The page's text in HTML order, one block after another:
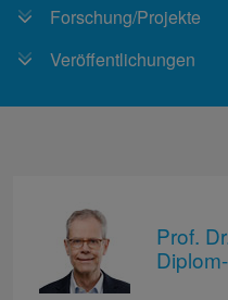
Forschung/Projekte
Veröffentlichungen
Prof.